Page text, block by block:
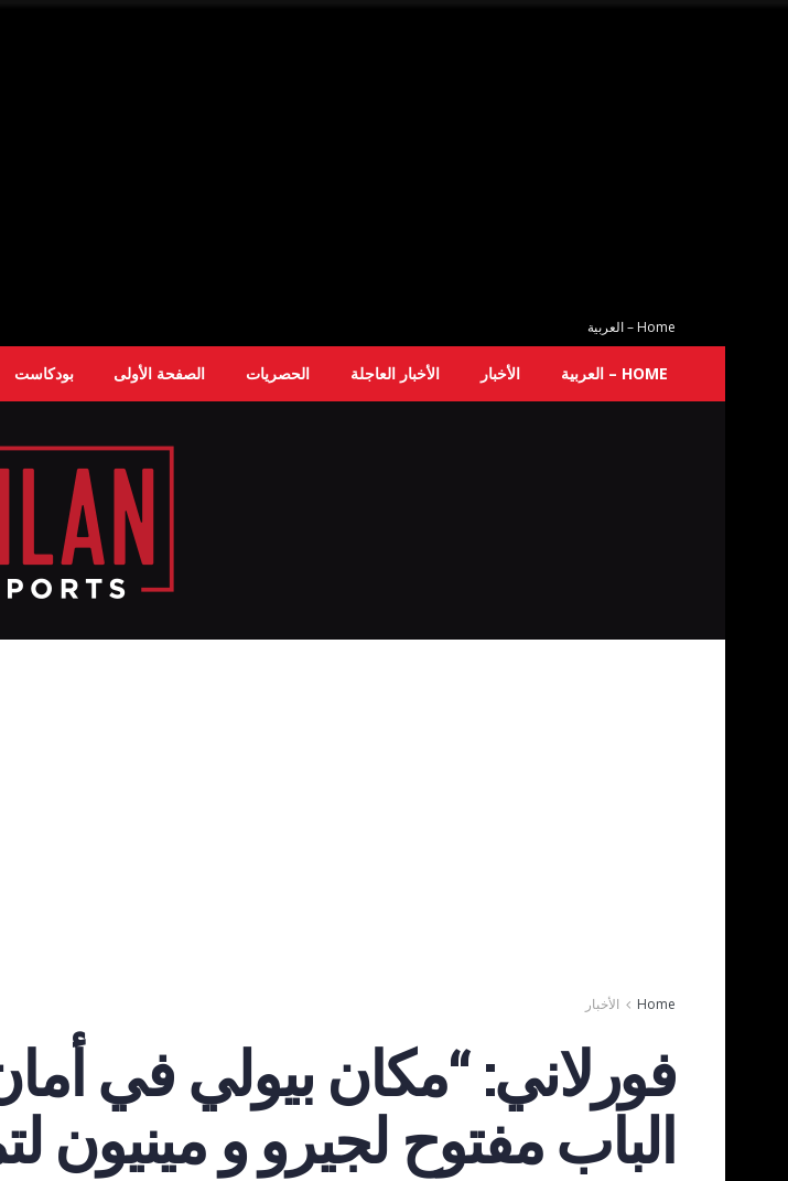
Home – العربية
HOME – العربية الأخبار الأخبار العاجلة الحصريات الصفحة الأولى بودكاست
Home الأخبار
فورلاني: “مكان بيولي في
الباب مفتوح لجيرو و مينيون